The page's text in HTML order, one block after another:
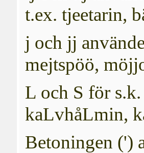
t.ex. tjeetarin,
j och jj
mejtspöö,
L och S för
kaLvhåLmin,
Betoningen (')